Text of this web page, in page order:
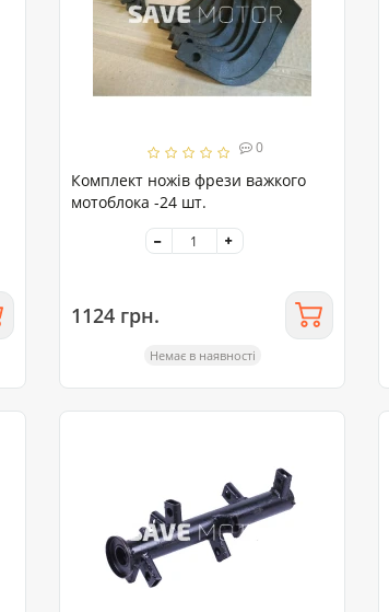
0
Комплект ножів фрези важкого
мотоблока -24 шт.
1124 грн.
Немає в наявності